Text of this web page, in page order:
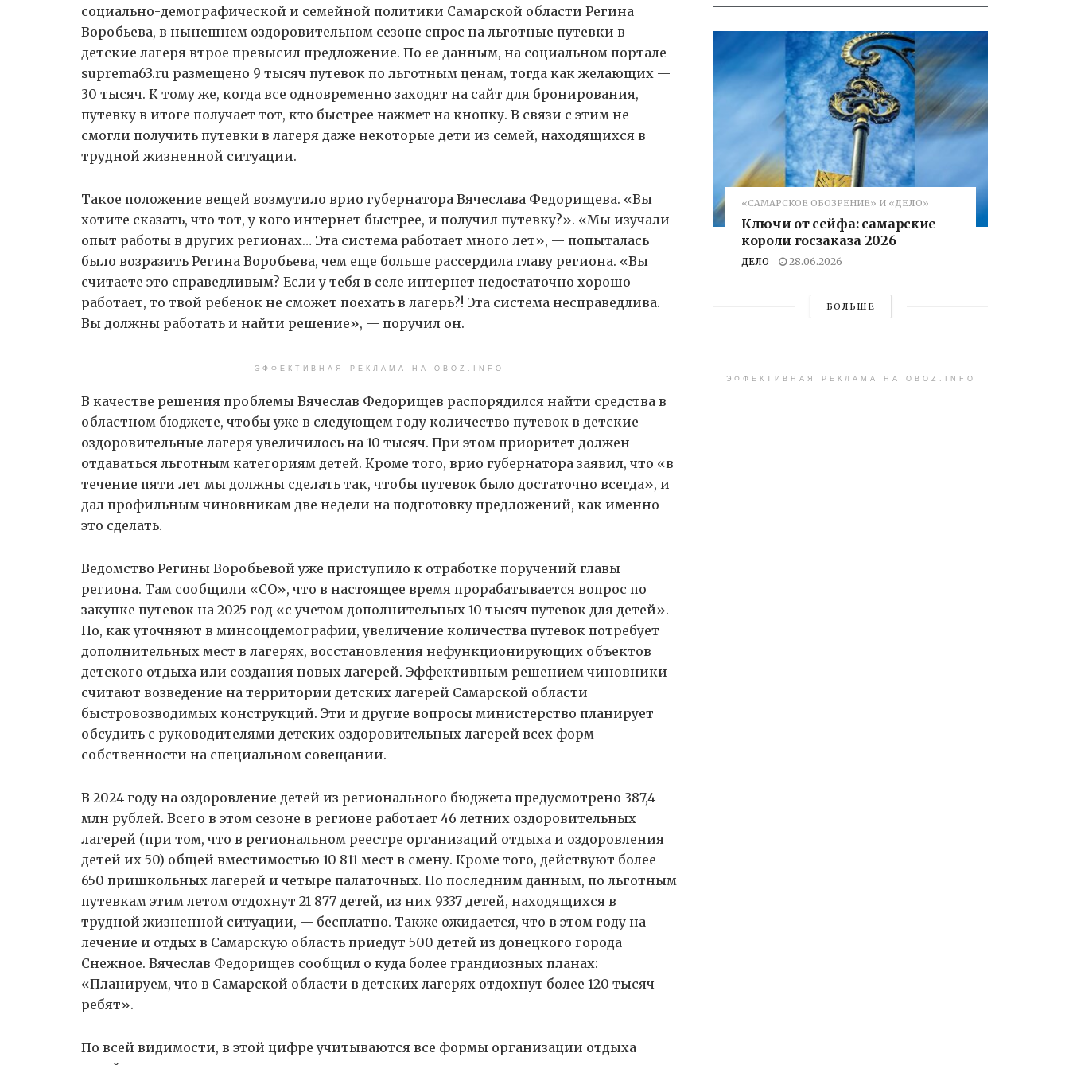
социально-демографической и семейной политики Самарской области Регина
Воробьева, в нынешнем оздоровительном сезоне спрос на льготные путевки в
детские лагеря втрое превысил предложение. По ее данным, на социальном портале
suprema63.ru размещено 9 тысяч путевок по льготным ценам, тогда как желающих —
30 тысяч. К тому же, когда все одновременно заходят на сайт для бронирования,
путевку в итоге получает тот, кто быстрее нажмет на кнопку. В связи с этим не
смогли получить путевки в лагеря даже некоторые дети из семей, находящихся в
трудной жизненной ситуации.
Такое положение вещей возмутило врио губернатора Вячеслава Федорищева. «Вы
хотите сказать, что тот, у кого интернет быстрее, и получил путевку?». «Мы изучали
опыт работы в других регионах… Эта система работает много лет», — попыталась
было возразить Регина Воробьева, чем еще больше рассердила главу региона. «Вы
считаете это справедливым? Если у тебя в селе интернет недостаточно хорошо
работает, то твой ребенок не сможет поехать в лагерь?! Эта система несправедлива.
Вы должны работать и найти решение», — поручил он.
ЭФФЕКТИВНАЯ РЕКЛАМА НА OBOZ.INFO
В качестве решения проблемы Вячеслав Федорищев распорядился найти средства в
областном бюджете, чтобы уже в следующем году количество путевок в детские
оздоровительные лагеря увеличилось на 10 тысяч. При этом приоритет должен
отдаваться льготным категориям детей. Кроме того, врио губернатора заявил, что «в
течение пяти лет мы должны сделать так, чтобы путевок было достаточно всегда», и
дал профильным чиновникам две недели на подготовку предложений, как именно
это сделать.
Ведомство Регины Воробьевой уже приступило к отработке поручений главы
региона. Там сообщили «СО», что в настоящее время прорабатывается вопрос по
закупке путевок на 2025 год «с учетом дополнительных 10 тысяч путевок для детей».
Но, как уточняют в минсоцдемографии, увеличение количества путевок потребует
дополнительных мест в лагерях, восстановления нефункционирующих объектов
детского отдыха или создания новых лагерей. Эффективным решением чиновники
считают возведение на территории детских лагерей Самарской области
быстровозводимых конструкций. Эти и другие вопросы министерство планирует
обсудить с руководителями детских оздоровительных лагерей всех форм
собственности на специальном совещании.
В 2024 году на оздоровление детей из регионального бюджета предусмотрено 387,4
млн рублей. Всего в этом сезоне в регионе работает 46 летних оздоровительных
лагерей (при том, что в региональном реестре организаций отдыха и оздоровления
детей их 50) общей вместимостью 10 811 мест в смену. Кроме того, действуют более
650 пришкольных лагерей и четыре палаточных. По последним данным, по льготным
путевкам этим летом отдохнут 21 877 детей, из них 9337 детей, находящихся в
трудной жизненной ситуации, — бесплатно. Также ожидается, что в этом году на
лечение и отдых в Самарскую область приедут 500 детей из донецкого города
Снежное. Вячеслав Федорищев сообщил о куда более грандиозных планах:
«Планируем, что в Самарской области в детских лагерях отдохнут более 120 тысяч
ребят».
По всей видимости, в этой цифре учитываются все формы организации отдыха
«САМАРСКОЕ ОБОЗРЕНИЕ» И «ДЕЛО»
Ключи от сейфа: самарские
короли госзаказа 2026
ДЕЛО 28.06.2026
БОЛЬШЕ
ЭФФЕКТИВНАЯ РЕКЛАМА НА OBOZ.INFO